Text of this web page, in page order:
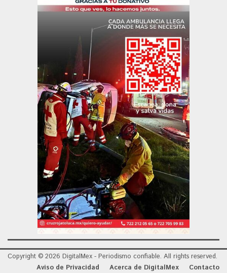
Copyright © 2026 DigitalMex - Periodismo confiable. All rights reserved.
Aviso de Privacidad
Acerca de DigitalMex Contacto